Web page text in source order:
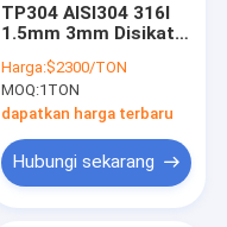
TP304 AISI304 316l
1.5mm 3mm Disikat
Sheets Pemasok
Harga:$2300/TON
MOQ:1TON
dapatkan harga terbaru
Hubungi sekarang